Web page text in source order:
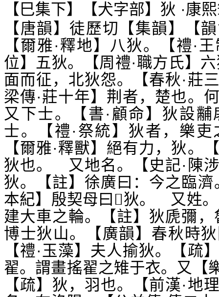
【巳集下】【犬字部】狄 ·康
【唐韻】徒歷切【集韻】【
【爾雅·釋地】八狄。【禮·
位】五狄。【周禮·職方氏】
面而征，北狄怨。【春秋·莊
梁傳·莊十年】荆者，楚也
又下士。【書·顧命】狄設
士。【禮·祭統】狄者，樂
【爾雅·釋獸】絕有力，狄。
狄也。 又地名。【史記·陳
狄。【註】徐廣曰：今之臨
本紀】殷契母曰 𥳑狄。 又姓。
建大車之輪。【註】狄虒彌
博士狄山。【廣韻】春秋時
【禮·玉藻】夫人揄狄。【疏
翟。謂畫搖翟之雉于衣。又【
【疏】狄，羽也。【前漢·